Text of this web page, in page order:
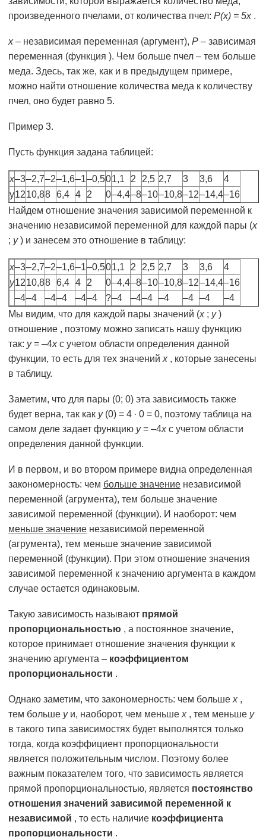
произведенного пчелами, от количества пчел: Р(х) = 5х .
х– независимая переменная (аргумент), Р – зависимая
переменная (функция ). Чем больше пчел – тем больше
меда. Здесь, так же, как и в предыдущем примере,
можно найти отношение количества меда к количеству
пчел, оно будет равно 5.
Пример 3.
Пусть функция задана таблицей:
х–3–2,7–2–1,6–1–0,501,1 2 2,5 2,7 3 3,6
4
у1210,88 6,4 4 2 0–4,4–8–10–10,8–12–14,4–16
Найдем отношение значения зависимой переменной к
значению независимой переменной для каждой пары (х
; у) и занесем это отношение в таблицу:
х–3–2,7–2–1,6–1–0,501,1 2 2,5 2,7 3 3,6
4
у1210,88 6,4 4 2 0–4,4–8–10–10,8–12–14,4–16
–4–4 –4–4 –4–4 ?–4 –4–4 –4 –4 –4
–4
Мы видим, что для каждой пары значений (х ; у)
отношение , поэтому можно записать нашу функцию
так: y= –4xс учетом области определения данной
функции, то есть для тех значений х , которые занесены
в таблицу.
Заметим, что для пары (0; 0) эта зависимость также
будет верна, так как у (0) = 4 ∙ 0 = 0, поэтому таблица на
самом деле задает функцию y= –4xс учетом области
определения данной функции.
И в первом, и во втором примере видна определенная
закономерность: чем больше значение независимой
переменной (агрумента), тем больше значение
зависимой переменной (функции). И наоборот: чем
меньше значение независимой переменной
(агрумента), тем меньше значение зависимой
переменной (функции). При этом отношение значения
зависимой переменной к значению аргумента в каждом
случае остается одинаковым.
Такую зависимость называют прямой
пропорциональностью , а постоянное значение,
которое принимает отношение значения функции к
значению аргумента – коэффициентом
пропорциональности .
Однако заметим, что закономерность: чем больше х ,
тем больше у и, наоборот, чем меньше х , тем меньше у
в такого типа зависимостях будет выполнятся только
тогда, когда коэффициент пропорциональности
является положительным числом. Поэтому более
важным показателем того, что зависимость является
прямой пропорциональностью, является постоянство
отношения значений зависимой переменной к
независимой , то есть наличие коэффициента
пропорциональности .